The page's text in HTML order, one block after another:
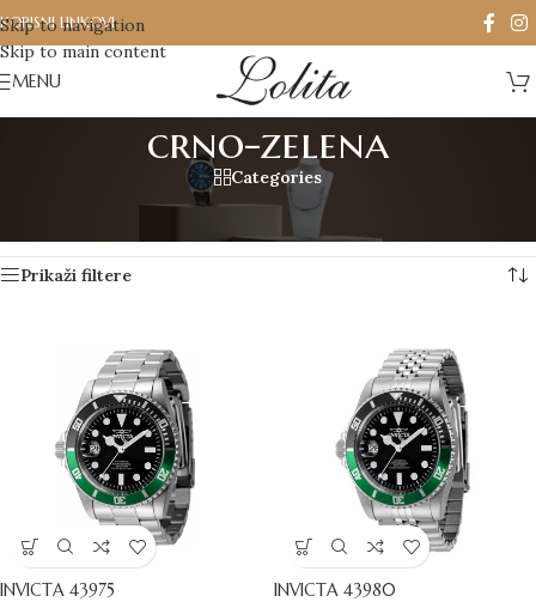
Skip to navigation
Skip to main content
KORISNI LINKOVI
MENU
crno-zelena
Categories
Производ Boja kucista
crno-zelena
Prikaži filtere
INVICTA 43975 INVICTA 43980